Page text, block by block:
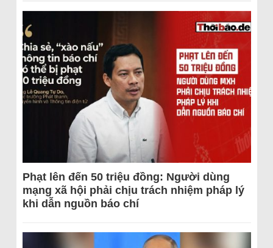
Phạt lên đến 50 triệu đồng: Người dùng
mạng xã hội phải chịu trách nhiệm pháp lý
khi dẫn nguồn báo chí